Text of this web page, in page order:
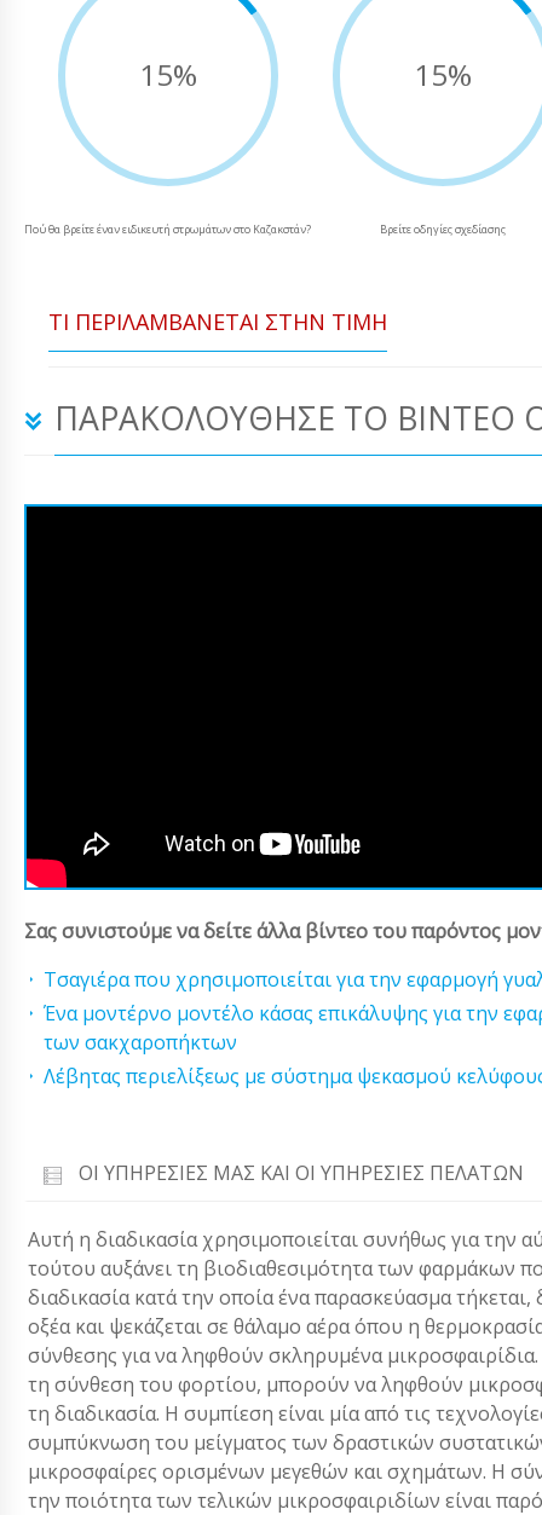
15%
Πού θα βρείτε έναν ειδικευτή στρωμάτων στο Καζακστάν?
15%
Βρείτε οδηγίες σχεδίασης
ΤΙ ΠΕΡΙΛΑΜΒΆΝΕΤΑΙ ΣΤΗΝ ΤΙΜΉ
ΠΑΡΑΚΟΛΟΎΘΗΣΕ ΤΟ ΒΊΝΤΕΟ
Σας συνιστούμε να δείτε άλλα βίντεο του παρόντος
Τσαγιέρα που χρησιμοποιείται για την εφαρμογή
Ένα μοντέρνο μοντέλο κάσας επικάλυψης για την
των σακχαροπήκτων
Λέβητας περιελίξεως με σύστημα ψεκασμού
ΟΙ ΥΠΗΡΕΣΊΕΣ ΜΑΣ ΚΑΙ ΟΙ ΥΠΗΡΕΣΊΕΣ ΠΕΛΑΤΏΝ
Αυτή η διαδικασία χρησιμοποιείται συνήθως για την
τούτου αυξάνει τη βιοδιαθεσιμότητα των φαρμάκων
διαδικασία κατά την οποία ένα παρασκεύασμα
οξέα και ψεκάζεται σε θάλαμο αέρα όπου η
σύνθεσης για να ληφθούν σκληρυμένα
τη σύνθεση του φορτίου, μπορούν να ληφθούν
τη διαδικασία. Η συμπίεση είναι μία από τις
συμπύκνωση του μείγματος των δραστικών
μικροσφαίρες ορισμένων μεγεθών και σχημάτων. Η
την ποιότητα των τελικών μικροσφαιριδίων είναι